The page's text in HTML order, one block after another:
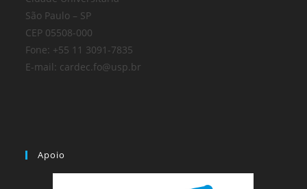
São Paulo – SP
CEP 05508-000
Fone: +55 11 3091-7835
E-mail: cardec.fo@usp.br
Apoio